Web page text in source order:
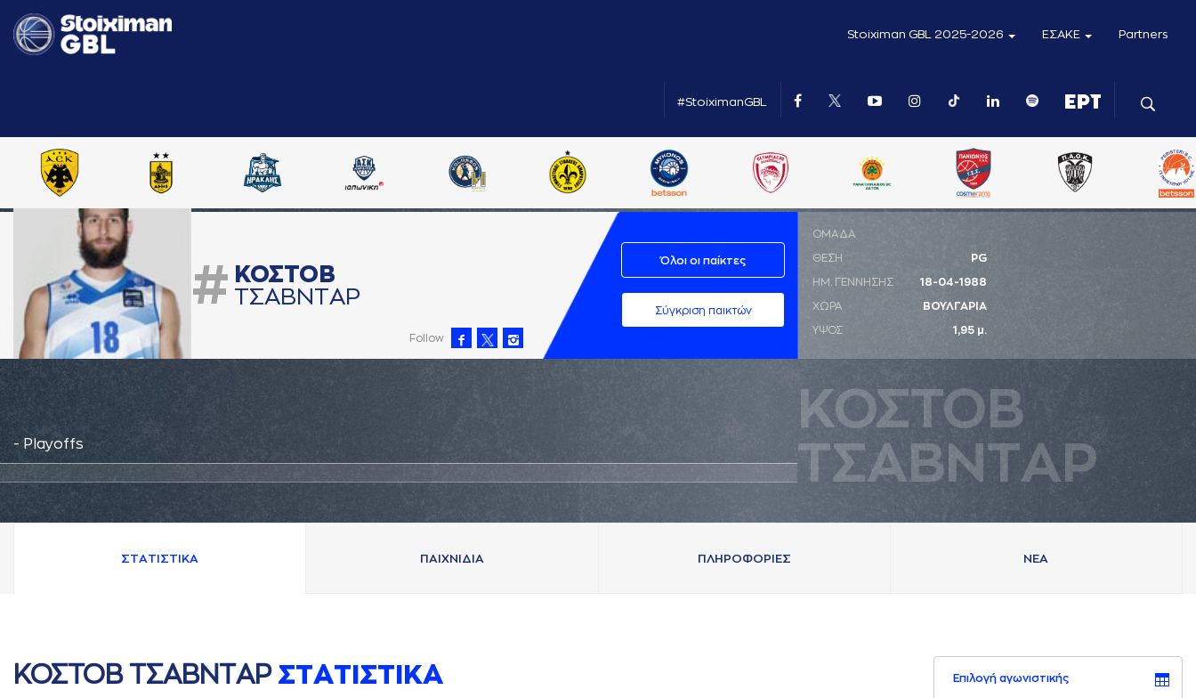
Stoiximan GBL 2025-2026 ΕΣΑΚΕ Partners
#StoiximanGBL
# ΚΟΣΤΟΒ
ΤΣAΒΝΤAΡ
Follow
Όλοι οι παίκτες
Σύγκριση παικτών
- Playoffs
ΚΟΣΤΟΒ
ΤΣAΒΝΤAΡ
ΟΜΑΔΑ
ΘΕΣΗ PG
ΗΜ. ΓΕΝΝΗΣΗΣ 18-04-1988
ΧΩΡΑ ΒΟΥΛΓΑΡΙΑ
ΥΨΟΣ 1,95 μ.
ΣΤAΤΙΣΤΙΚA ΠAΙΧΝΙΔΙA ΠΛΗΡΟΦΟΡΙΕΣ ΝΕA
ΚΟΣΤΟΒ ΤΣAΒΝΤAΡ ΣΤAΤΙΣΤΙΚA Επιλογή αγωνιστικής